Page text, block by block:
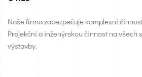
Naše firma zabezpečuje komplexní
Projekční a inženýrskou činnost na všech
výstavby.